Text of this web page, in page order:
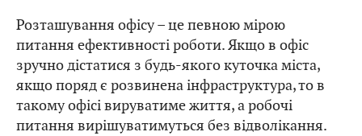
Розташування офісу – це певною мірою
питання ефективності роботи. Якщо в офіс
зручно дістатися з будь-якого куточка міста,
якщо поряд є розвинена інфраструктура, то в
такому офісі вируватиме життя, а робочі
питання вирішуватимуться без відволікання.